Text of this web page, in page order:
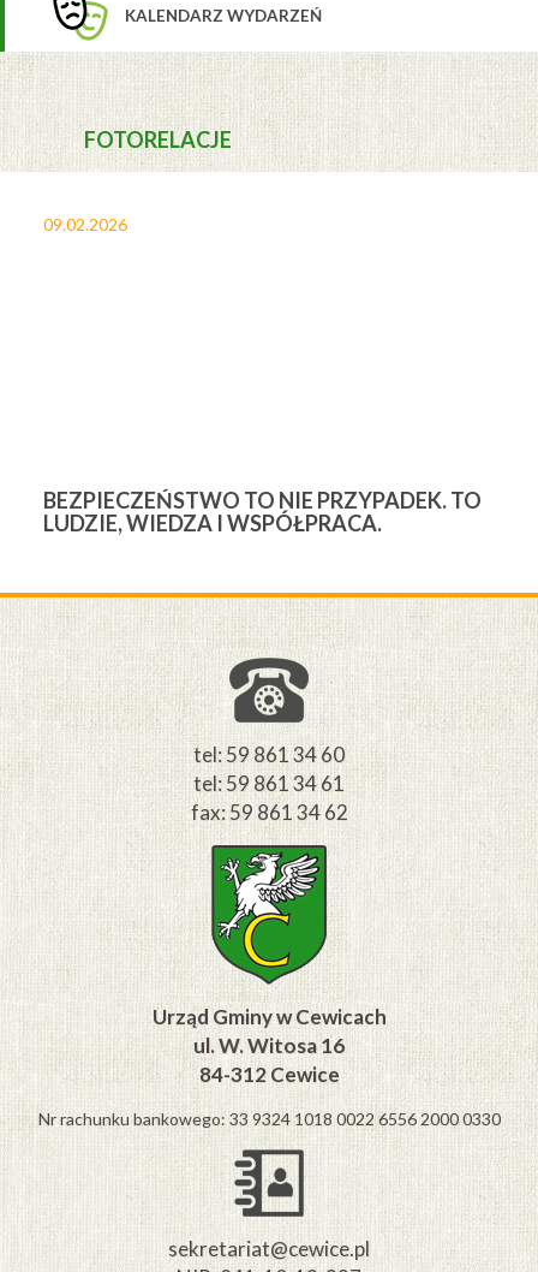
KALENDARZ WYDARZEŃ
FOTORELACJE
09.02.2026
BEZPIECZEŃSTWO TO NIE PRZYPADEK. TO
LUDZIE, WIEDZA I WSPÓŁPRACA.
tel: 59 861 34 60
tel: 59 861 34 61
fax: 59 861 34 62
Urząd Gminy w Cewicach
ul. W. Witosa 16
84-312 Cewice
Nr rachunku bankowego: 33 9324 1018 0022 6556 2000 0330
sekretariat@cewice.pl